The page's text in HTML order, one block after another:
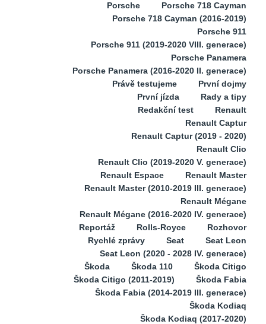
Porsche
Porsche 718 Cayman
Porsche 718 Cayman (2016-2019)
Porsche 911
Porsche 911 (2019-2020 VIII. generace)
Porsche Panamera
Porsche Panamera (2016-2020 II. generace)
Právě testujeme
První dojmy
První jízda
Rady a tipy
Redakční test
Renault
Renault Captur
Renault Captur (2019 - 2020)
Renault Clio
Renault Clio (2019-2020 V. generace)
Renault Espace
Renault Master
Renault Master (2010-2019 III. generace)
Renault Mégane
Renault Mégane (2016-2020 IV. generace)
Reportáž
Rolls-Royce
Rozhovor
Rychlé zprávy
Seat
Seat Leon
Seat Leon (2020 - 2028 IV. generace)
Škoda
Škoda 110
Škoda Citigo
Škoda Citigo (2011-2019)
Škoda Fabia
Škoda Fabia (2014-2019 III. generace)
Škoda Kodiaq
Škoda Kodiaq (2017-2020)